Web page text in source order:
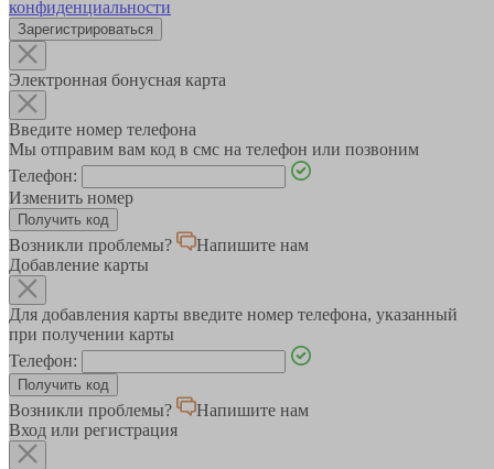
конфиденциальности
Зарегистрироваться
Электронная бонусная карта
Введите номер телефона
Мы отправим вам код в смс на телефон или позвоним
Телефон:
Изменить номер
Возникли проблемы?
Напишите нам
Добавление карты
Для добавления карты введите номер телефона, указанный
при получении карты
Телефон:
Возникли проблемы?
Напишите нам
Вход или регистрация